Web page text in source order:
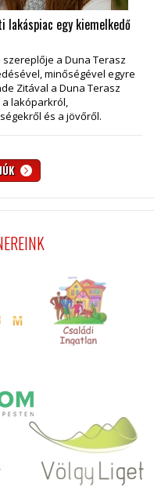
lakáspiac egy kiemelkedő
a Duna Terasz
minőségével egyre
Zitával a Duna Terasz
lakóparkról,
és a jövőről.